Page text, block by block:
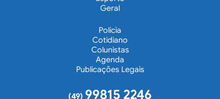
Geral
Polícia
Cotidiano
Colunistas
Agenda
Publicações Legais
(49) 99815 2246